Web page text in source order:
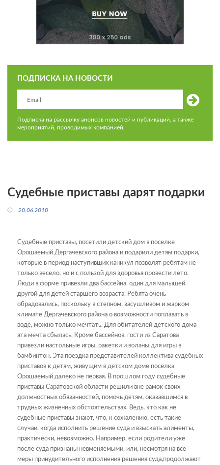
ПОДПИСКА НА НОВОСТИ
Подписка на рассылку анонсов новостей и публикаций, а также
мероприятий, проводимых компанией.
Судебные приставы дарят подарки
20.06.2010
Судебные приставы, посетили детский дом в поселке
Орошаемый Дергачевского района и подарили детям подарки,
которые в период наступивших каникул позволят ребятам не
только весело, но и с пользой для здоровья провести лето.
Люди в форме привезли два бассейна, один для малышей,
другой для детей старшего возраста. Ребята очень
обрадовались, поскольку в степном, засушливом и жарком
климате Дергачевского района о возможности поплавать в
воде, можно только мечтать. Для обитателей детского дома
эта мечта сбылась. Кроме бассейнов, гости из Саратова
привезли настольные игры, ракетки и воланы для игры в
бамбинтон. Эта поездка представителей коллектива судебных
приставов к детям, живущим в детском доме поселка
Орошаемый далеко не первая. В прошлом году судебные
приставы Саратовской области решили вне рамок своих
должностных обязанностей, помочь детям, оказавшимся в
трудных жизненных обстоятельствах. Ведь, кто как не
судебные приставы знают, что, к сожалению, есть такие
случаи, когда исполнить решение суда и взыскать алименты,
практически, невозможно. Например, если родители уже
после суда признаны невменяемыми, или, несмотря на все
меры принудительного исполнения решения суда,продолжают